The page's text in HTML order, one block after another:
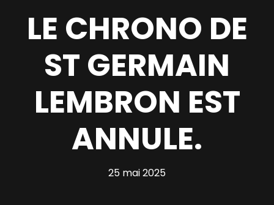
LE CHRONO DE
ST GERMAIN
LEMBRON EST
ANNULE.
25 mai 2025